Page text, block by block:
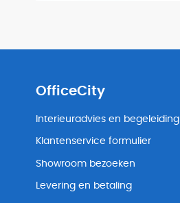
OfficeCity
Interieuradvies en begeleiding
Klantenservice formulier
Showroom bezoeken
Levering en betaling